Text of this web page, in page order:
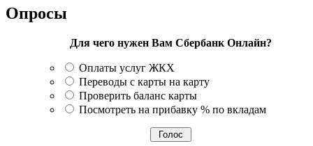
Опросы
Для чего нужен Вам Сбербанк Онлайн?
Оплаты услуг ЖКХ
Переводы с карты на карту
Проверить баланс карты
Посмотреть на прибавку % по вкладам